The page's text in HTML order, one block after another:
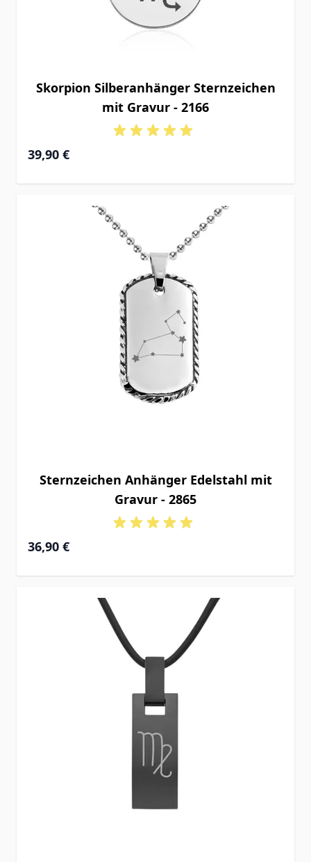
Skorpion Silberanhänger Sternzeichen
mit Gravur - 2166
39,90 €
Sternzeichen Anhänger Edelstahl mit
Gravur - 2865
36,90 €